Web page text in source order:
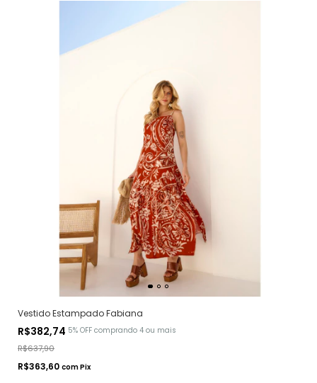
Vestido Estampado Fabiana
R$382,74 5% OFF comprando 4 ou mais
R$637,90
R$363,60 comPix